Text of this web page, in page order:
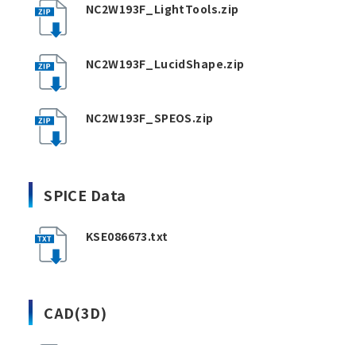
NC2W193F_LightTools.zip
NC2W193F_LucidShape.zip
NC2W193F_SPEOS.zip
SPICE Data
KSE086673.txt
CAD(3D)